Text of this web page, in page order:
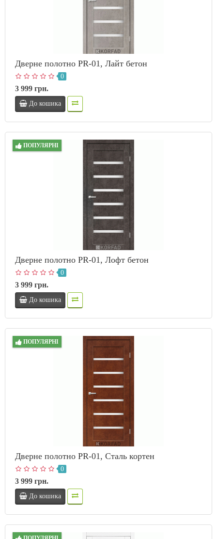
Дверне полотно PR-01, Лайт бетон
0
3 999 грн.
До кошика
ПОПУЛЯРНІ
Дверне полотно PR-01, Лофт бетон
0
3 999 грн.
До кошика
ПОПУЛЯРНІ
Дверне полотно PR-01, Сталь кортен
0
3 999 грн.
До кошика